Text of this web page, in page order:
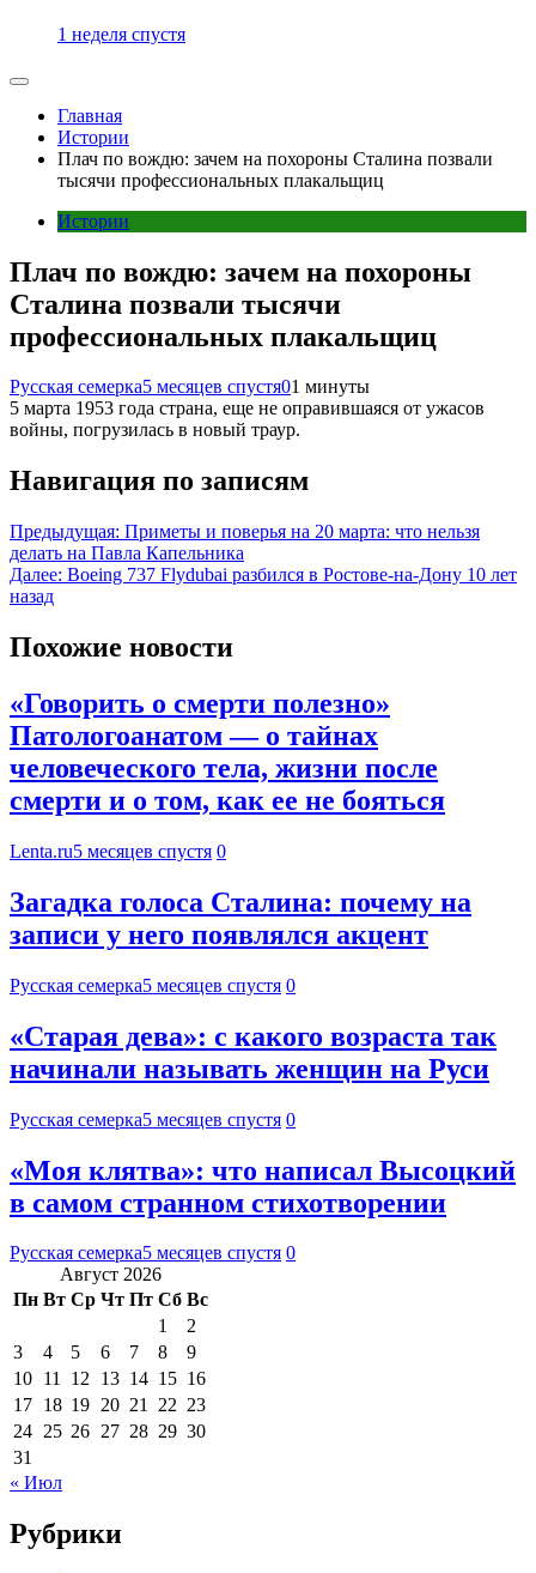
1 неделя спустя
Главная
Истории
Плач по вождю: зачем на похороны Сталина позвали
тысячи профессиональных плакальщиц
Истории
Плач по вождю: зачем на похороны
Сталина позвали тысячи
профессиональных плакальщиц
Русская семерка5 месяцев спустя01 минуты
5 марта 1953 года страна, еще не оправившаяся от ужасов
войны, погрузилась в новый траур.
Навигация по записям
Предыдущая: Приметы и поверья на 20 марта: что нельзя
делать на Павла Капельника
Далее: Boeing 737 Flydubai разбился в Ростове-на-Дону 10 лет
назад
Похожие новости
«Говорить о смерти полезно»
Патологоанатом — о тайнах
человеческого тела, жизни после
смерти и о том, как ее не бояться
Lenta.ru5 месяцев спустя 0
Загадка голоса Сталина: почему на
записи у него появлялся акцент
Русская семерка5 месяцев спустя 0
«Старая дева»: с какого возраста так
начинали называть женщин на Руси
Русская семерка5 месяцев спустя 0
«Моя клятва»: что написал Высоцкий
в самом странном стихотворении
Русская семерка5 месяцев спустя 0
Август 2026
Пн Вт Ср Чт Пт Сб Вс
1
2
3
4 5 6 7 8
9
10 11 12 13 14 15 16
17 18 19 20 21 22 23
24 25 26 27 28 29 30
31
« Июл
Рубрики